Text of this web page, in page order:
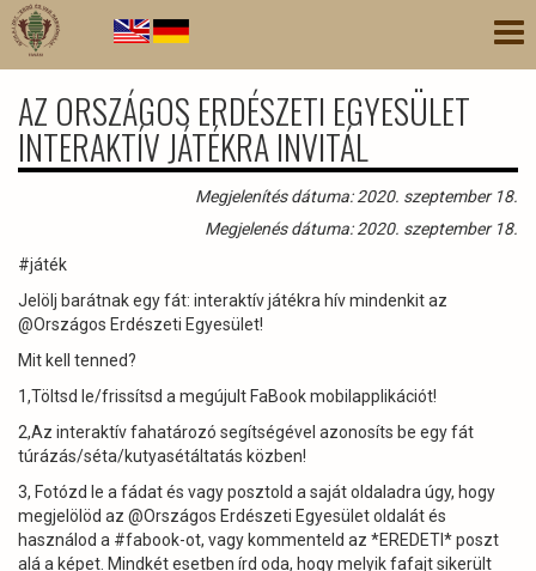
Ugrás
tartalomra
AZ ORSZÁGOS ERDÉSZETI EGYESÜLET
INTERAKTÍV JÁTÉKRA INVITÁL
Megjelenítés dátuma: 2020. szeptember 18.
Megjelenés dátuma: 2020. szeptember 18.
#játék
Jelölj barátnak egy fát: interaktív játékra hív mindenkit az
@Országos Erdészeti Egyesület!
Mit kell tenned?
1,Töltsd le/frissítsd a megújult FaBook mobilapplikációt!
2,Az interaktív fahatározó segítségével azonosíts be egy fát
túrázás/séta/kutyasétáltatás közben!
3, Fotózd le a fádat és vagy posztold a saját oldaladra úgy, hogy
megjelölöd az @Országos Erdészeti Egyesület oldalát és
használod a #fabook-ot, vagy kommenteld az *EREDETI* poszt
alá a képet. Mindkét esetben írd oda, hogy melyik fafajt sikerült